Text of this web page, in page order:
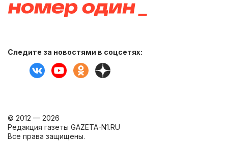
Следите за новостями в соцсетях:
© 2012 — 2026
Редакция газеты GAZETA-N1.RU
Все права защищены.